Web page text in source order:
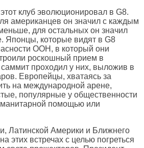
клуб эволюционировал в G8.
американцев он значил с каждым
для остальных он значил
Японцы, которые видят в G8
ООН, в который они
роскошный прием в
саммит проходил у них, выложив в
Европейцы, хватаясь за
на международной арене,
популярные у общественности
помощью или
Латинской Америки и Ближнего
этих встречах с целью погреться